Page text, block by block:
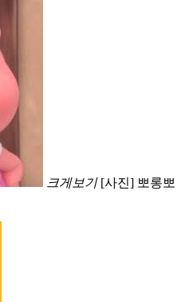
크게보기 [사진] 뽀롱뽀